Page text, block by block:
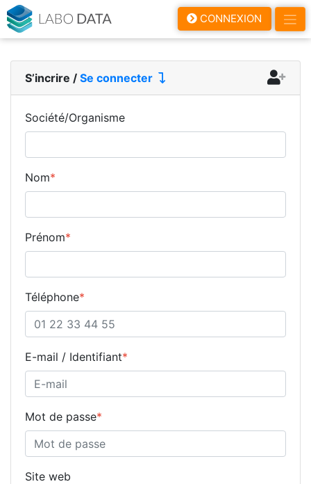
CONNEXION
S’incrire / Se connecter
Société/Organisme
Nom*
Prénom*
Téléphone*
E-mail / Identifiant*
Mot de passe*
Site web